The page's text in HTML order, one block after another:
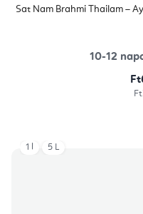
Sat Nam Brahmi Thailam –
10-12
1 l 5 L